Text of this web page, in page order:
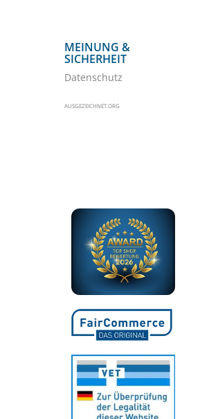
MEINUNG &
SICHERHEIT
Datenschutz
AUSGEZEICHNET.ORG